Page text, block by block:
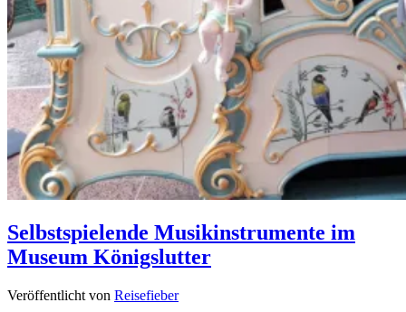
Selbstspielende Musikinstrumente im
Museum Königslutter
Veröffentlicht von Reisefieber